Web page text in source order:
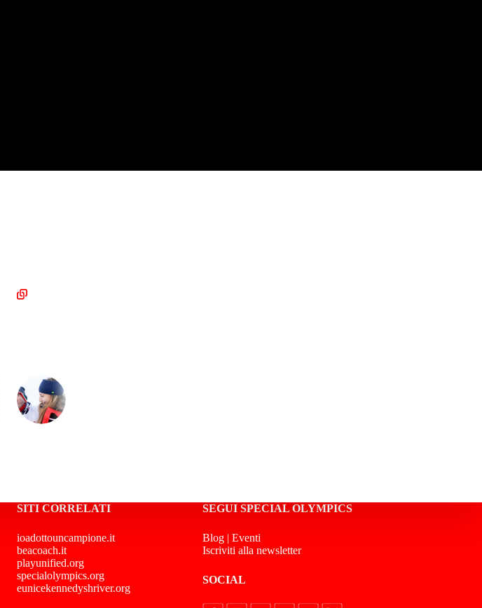
SITI CORRELATI
ioadottouncampione.it
beacoach.it
playunified.org
specialolympics.org
eunicekennedyshriver.org
SEGUI SPECIAL OLYMPICS
Blog| Eventi
Iscriviti alla newsletter
SOCIAL